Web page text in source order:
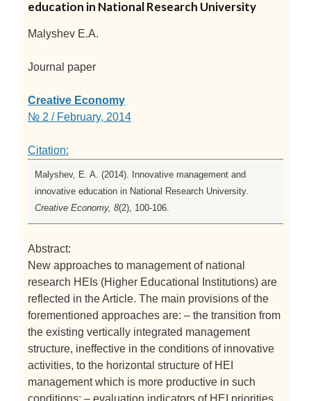
education in National Research University
Malyshev E.A.
Journal paper
Creative Economy
№ 2 / February, 2014
Citation:
Malyshev, E. A. (2014). Innovative management and
innovative education in National Research University.
Creative Economy, 8(2), 100-106.
Abstract:
New approaches to management of national
research HEIs (Higher Educational Institutions) are
reflected in the Article. The main provisions of the
forementioned approaches are: – the transition from
the existing vertically integrated management
structure, ineffective in the conditions of innovative
activities, to the horizontal structure of HEI
management which is more productive in such